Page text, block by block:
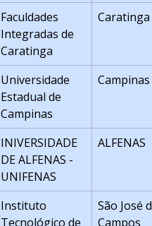
Faculdades
Integradas de
Caratinga
Caratinga
Universidade
Estadual de
Campinas
Campinas
INIVERSIDADE
DE ALFENAS -
UNIFENAS
ALFENAS
Instituto
Tecnológico de
São José
Campos